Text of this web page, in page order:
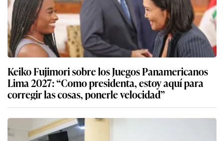
Keiko Fujimori sobre los Juegos Panamericanos
Lima 2027: “Como presidenta, estoy aquí para
corregir las cosas, ponerle velocidad”